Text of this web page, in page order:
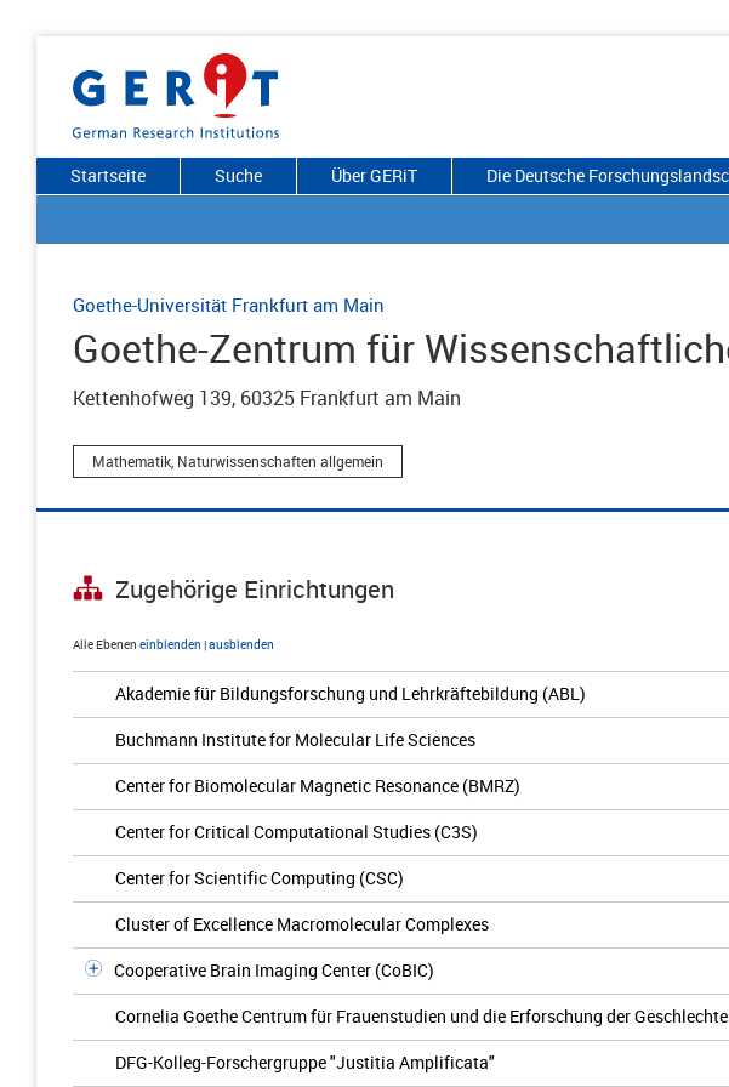
Startseite Suche Über GERiT Die Deutsche
Goethe-Universität Frankfurt am Main
Goethe-Zentrum für
Kettenhofweg 139, 60325 Frankfurt am Main
Mathematik, Naturwissenschaften allgemein
Zugehörige Einrichtungen
Alle Ebenen einblenden |ausblenden
Akademie für Bildungsforschung und Lehrkräftebildung (ABL)
Buchmann Institute for Molecular Life Sciences
Center for Biomolecular Magnetic Resonance (BMRZ)
Center for Critical Computational Studies (C3S)
Center for Scientific Computing (CSC)
Cluster of Excellence Macromolecular Complexes
Cooperative Brain Imaging Center (CoBIC)
Cornelia Goethe Centrum für Frauenstudien und die Erforschung der
DFG-Kolleg-Forschergruppe "Justitia Amplificata"